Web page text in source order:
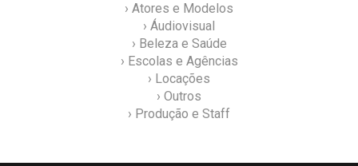
› Atores e Modelos
› Áudiovisual
› Beleza e Saúde
› Escolas e Agências
› Locações
› Outros
› Produção e Staff